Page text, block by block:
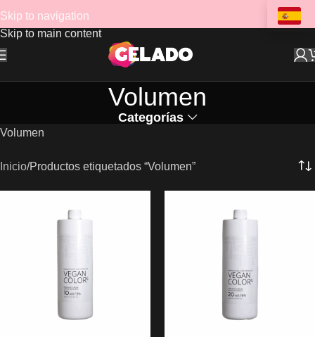
Skip to navigation
Skip to main content
Volumen
Categorías
Volumen
Inicio Productos etiquetados “Volumen”